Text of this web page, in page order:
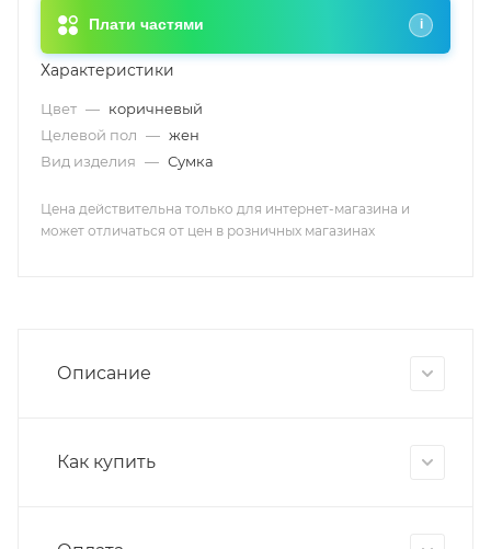
Плати частями i
Характеристики
Цвет — коричневый
Целевой пол — жен
Вид изделия — Сумка
Цена действительна только для интернет-магазина и
может отличаться от цен в розничных магазинах
Описание
Как купить